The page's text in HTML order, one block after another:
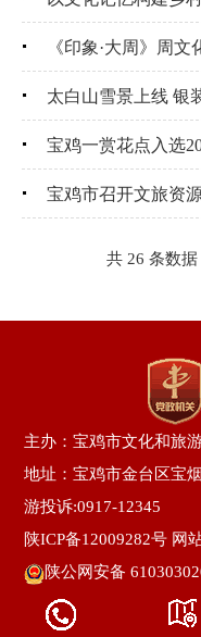
太白山雪景上线 银
共 26 条数据
主办：宝鸡市文化和旅
地址：宝鸡市金台区宝
游投诉:0917-12345
陕ICP备12009282号 网
陕公网安备